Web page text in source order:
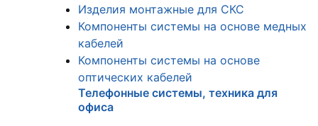
Изделия монтажные для СКС
Компоненты системы на основе медных
кабелей
Компоненты системы на основе
оптических кабелей
Телефонные системы, техника для
офиса